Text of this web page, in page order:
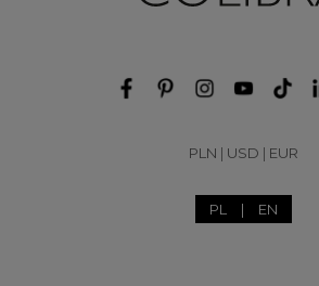
PLN | USD | EUR
PL | EN